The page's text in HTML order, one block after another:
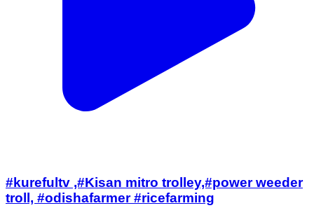
#kurefultv ,#Kisan mitro trolley,#power weeder
troll, #odishafarmer #ricefarming